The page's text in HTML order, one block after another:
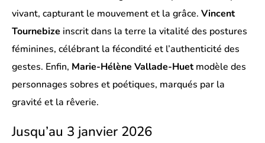
vivant, capturant le mouvement et la grâce. Vincent
Tournebize inscrit dans la terre la vitalité des postures
féminines, célébrant la fécondité et l’authenticité des
gestes. Enfin, Marie-Hélène Vallade-Huetmodèle des
personnages sobres et poétiques, marqués par la
gravité et la rêverie.
Jusqu’au 3 janvier 2026